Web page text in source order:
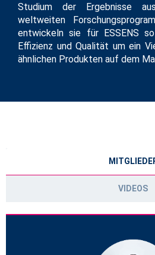
Studium der Ergebnisse
weltweiten
entwickeln sie für ESSENS
Effizienz und Qualität um ein
ähnlichen Produkten auf dem
VIDEOS